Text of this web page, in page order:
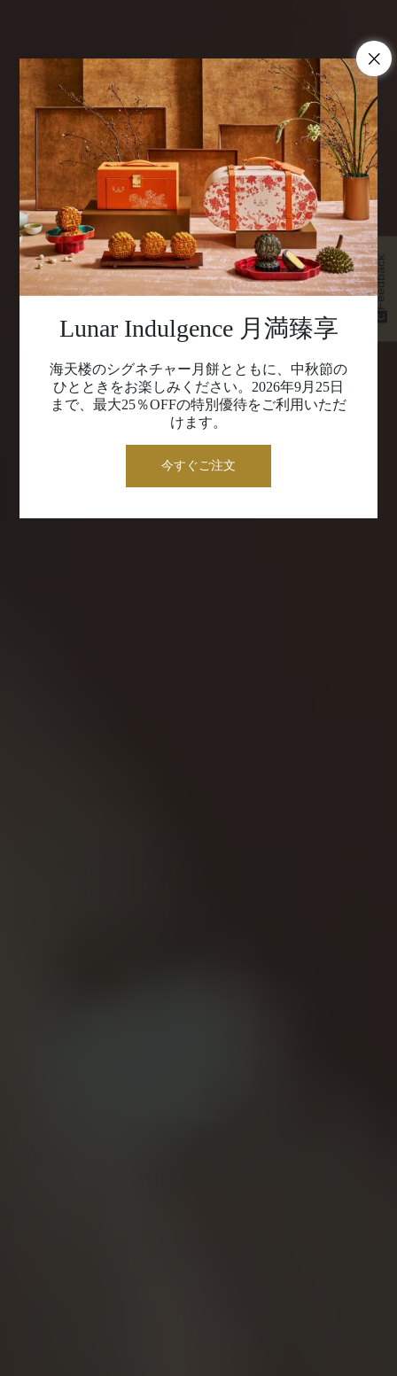
Lunar Indulgence 月満臻享
海天楼のシグネチャー月餅とともに、中秋節の
ひとときをお楽しみください。2026年9月25日
まで、最大25％OFFの特別優待をご利用いただ
けます。
今すぐご注文
Feedback